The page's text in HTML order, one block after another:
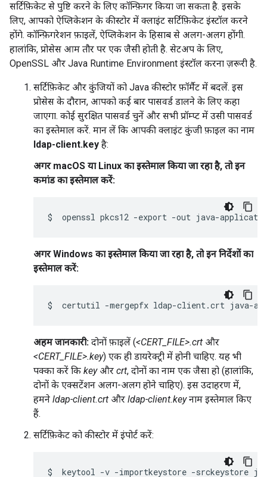
सर्टिफ़िकेट से पुष्टि करने के लिए कॉन्फ़िगर किया जा सकता है. इसके
लिए, आपको ऐप्लिकेशन के कीस्टोर में क्लाइंट सर्टिफ़िकेट इंस्टॉल करने
होंगे. कॉन्फ़िगरेशन फ़ाइलें, ऐप्लिकेशन के हिसाब से अलग-अलग होंगी.
हालांकि, प्रोसेस आम तौर पर एक जैसी होती है. सेटअप के लिए,
OpenSSL और Java Runtime Environment इंस्टॉल करना ज़रूरी है.
सर्टिफ़िकेट और कुंजियों को Java कीस्टोर फ़ॉर्मैट में बदलें. इस
प्रोसेस के दौरान, आपको कई बार पासवर्ड डालने के लिए कहा
जाएगा. कोई सुरक्षित पासवर्ड चुनें और सभी प्रॉम्प्ट में उसी पासवर्ड
का इस्तेमाल करें. मान लें कि आपकी क्लाइंट कुंजी फ़ाइल का नाम
ldap-client.key है:
अगर macOS या Linux का इस्तेमाल किया जा रहा है, तो इन
कमांड का इस्तेमाल करें:
$ openssl pkcs12 -export -out java-
अगर Windows का इस्तेमाल किया जा रहा है, तो इन निर्देशों का
इस्तेमाल करें:
$ certutil -mergepfx ldap-client.crt
अहम जानकारी: दोनों फ़ाइलें (<CERT_FILE>.crt और
<CERT_FILE>.key) एक ही डायरेक्ट्री में होनी चाहिए. यह भी
पक्का करें कि keyऔर crt, दोनों का नाम एक जैसा हो (हालांकि,
दोनों के एक्सटेंशन अलग-अलग होने चाहिए). इस उदाहरण में,
हमने ldap-client.crt और ldap-client.keyनाम इस्तेमाल किए
हैं.
सर्टिफ़िकेट को कीस्टोर में इंपोर्ट करें:
$ keytool -v -importkeystore -srckeystore